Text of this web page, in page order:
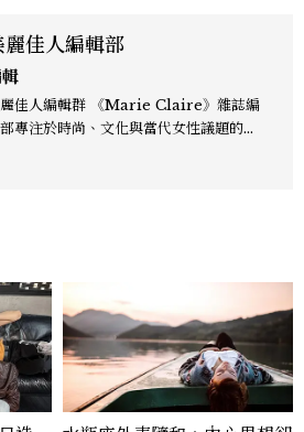
麗佳人編輯部
人編輯群 《Marie Claire》雜誌編
專注於時尚、文化與當代女性議題的深
《Marie Claire》始終以敏銳
與編輯直覺，引領讀者探索女性多元面
生活品味風格的無限可能。